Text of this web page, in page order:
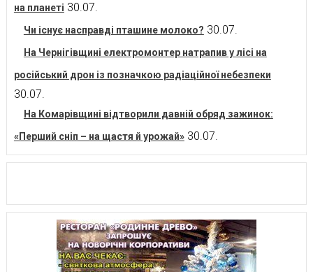
на планеті 30.07.
Чи існує насправді пташине молоко? 30.07.
На Чернігівщині електромонтер натрапив у лісі на
російський дрон із позначкою радіаційної небезпеки
30.07.
На Комарівщині відтворили давній обряд зажинок:
«Перший сніп – на щастя й урожай» 30.07.